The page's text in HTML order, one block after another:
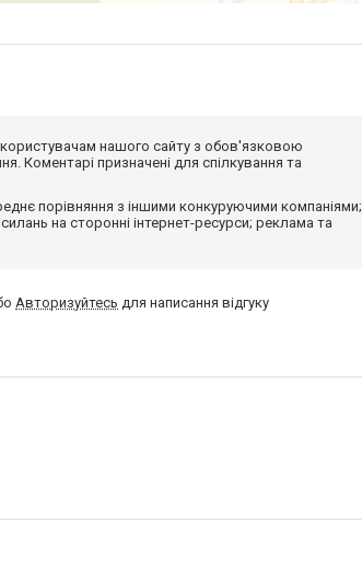
нашого сайту з обов'язковою
Коментарі призначені для спілкування та
порівняння з іншими конкуруючими компаніями;
на сторонні інтернет-ресурси; реклама та
Авторизуйтесь для написання відгуку